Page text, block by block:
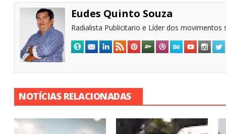
Eudes Quinto Souza
Radialista Publicitario e Líder dos movimentos
NOTÍCIAS RELACIONADAS